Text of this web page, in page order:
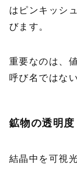
はピンキッシ
びます。
重要なのは、
呼び名ではな
鉱物の透明度
結晶中を可視